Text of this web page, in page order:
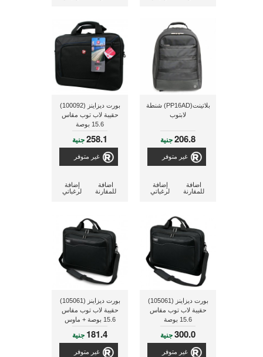
بلاتينت(PP16AD) شنطة
لابتوب
206.8جنية
غير متوفر
إضافة
لرغباتي
اضافة
للمقارنة
بورت ديزاينز (100092)
حقيبة لاب توب مقاس
15.6 بوصة
258.1جنية
غير متوفر
إضافة
لرغباتي
اضافة
للمقارنة
بورت ديزاينز (105061)
حقيبة لاب توب مقاس
15.6 بوصة
300.0جنية
غير متوفر
بورت ديزاينز (105061)
حقيبة لاب توب مقاس
15.6 بوصة + ماوس
جينيس يو إس بى
181.4 جنية
غير متوفر